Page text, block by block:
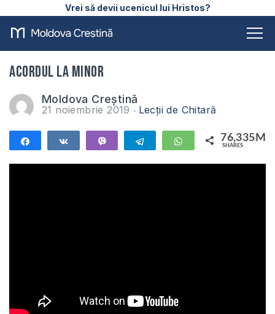
Vrei să devii ucenicul lui Hristos?
Acordul La minor
Moldova Creștină
21 noiembrie 2019 Lecții de Chitară
Share Share Telegram WhatsApp76,335M
SHARES